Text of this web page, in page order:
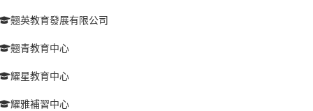
翹英教育發展有限公司
翹青教育中心
耀星教育中心
耀雅補習中心